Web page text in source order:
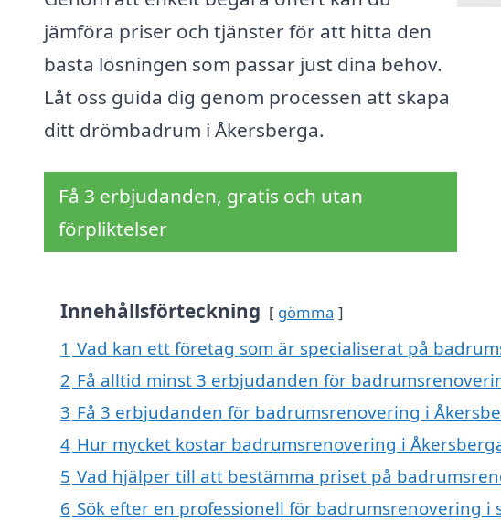
jämföra priser och tjänster för att hitta den
bästa lösningen som passar just dina behov.
Låt oss guida dig genom processen att skapa
ditt drömbadrum i Åkersberga.
Få 3 erbjudanden, gratis och utan
förpliktelser
Innehållsförteckning gömma
1 Vad kan ett företag som är specialiserat på
2 Få alltid minst 3 erbjudanden för
3 Få 3 erbjudanden för badrumsrenovering i
4 Hur mycket kostar badrumsrenovering i
5 Vad hjälper till att bestämma priset på
6 Sök efter en professionell för badrumsrenovering i